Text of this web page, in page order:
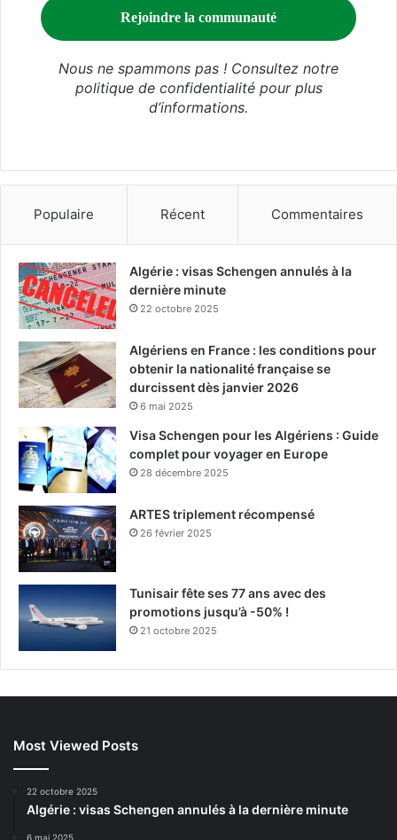
Nous ne spammons pas ! Consultez notre
politique de confidentialitépour plus
d’informations.
Populaire Récent Commentaires
Algérie : visas Schengen annulés à la
dernière minute
22 octobre 2025
Algériens en France : les conditions pour
obtenir la nationalité française se
durcissent dès janvier 2026
6 mai 2025
Visa Schengen pour les Algériens : Guide
complet pour voyager en Europe
28 décembre 2025
ARTES triplement récompensé
26 février 2025
Tunisair fête ses 77 ans avec des
promotions jusqu’à -50% !
21 octobre 2025
Most Viewed Posts
22 octobre 2025
Algérie : visas Schengen annulés à la dernière minute
6 mai 2025